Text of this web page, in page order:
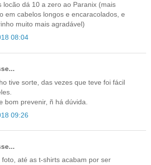
locão dá 10 a zero ao Paranix (mais
em cabelos longos e encaracolados, e
muito mais agradável)
08:04
tive sorte, das vezes que teve foi fácil
bom prevenir, ñ há dúvida.
09:26
até as t-shirts acabam por ser